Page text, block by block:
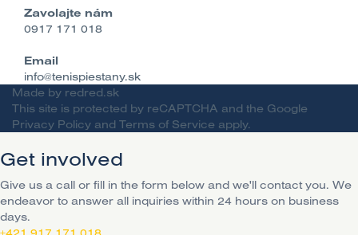
Zavolajte nám
0917 171 018
Email
info@tenispiestany.sk
Made by redred.sk
This site is protected by reCAPTCHA and the Google
Privacy Policy and Terms of Service apply.
Get involved
Give us a call or fill in the form below and we'll contact you. We
endeavor to answer all inquiries within 24 hours on business
days.